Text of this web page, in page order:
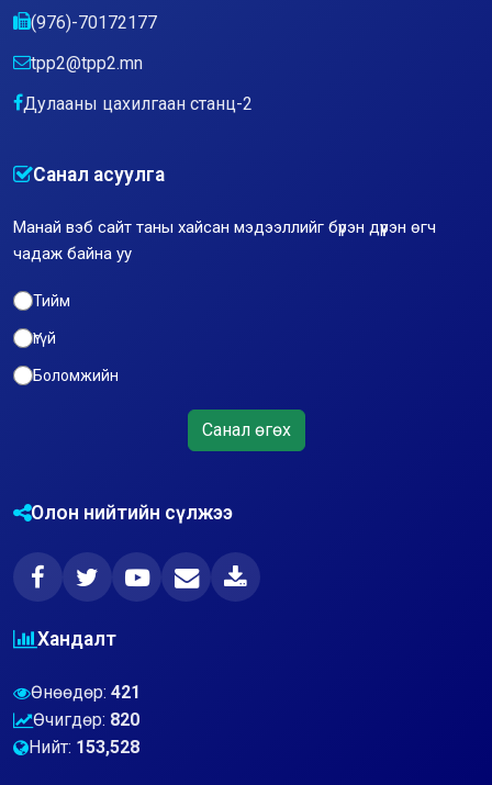
(976)-70172177
tpp2@tpp2.mn
Дулааны цахилгаан станц-2
Санал асуулга
Манай вэб сайт таны хайсан мэдээллийг бүрэн дүүрэн өгч
чадаж байна уу
Тийм
Үгүй
Боломжийн
Санал өгөх
Олон нийтийн сүлжээ
Хандалт
Өнөөдөр: 421
Өчигдөр: 820
Нийт: 153,528